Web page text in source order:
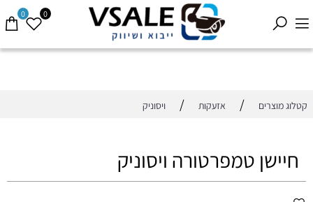
0 0
קטלוג מוצרים / אזעקות / ויסוניק
חיישן טמפרטורה ויסוניק